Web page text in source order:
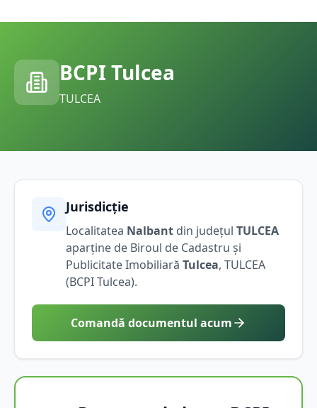
BCPI Tulcea
TULCEA
Jurisdicție
Localitatea Nalbant din județul TULCEA
aparține de Biroul de Cadastru și
Publicitate Imobiliară Tulcea, TULCEA
(BCPITulcea).
Comandă documentul acum